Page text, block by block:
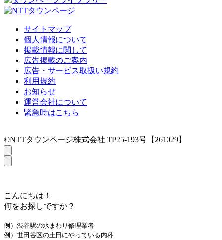
サイトマップ
個人情報について
掲載情報に関して
広告掲載のご案内
広告・サービス取扱い規約
利用規約
お知らせ
運営会社について
緊急時はこちら
©NTTタウンページ株式会社 TP25-193号【261029】
こんにちは！
何をお探しですか？
例）渋谷駅の水まわり修理業者
例）世田谷区の土日にやっている内科